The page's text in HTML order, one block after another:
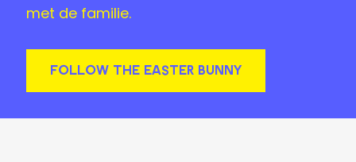
met de familie.
FOLLOW THE EASTER BUNNY